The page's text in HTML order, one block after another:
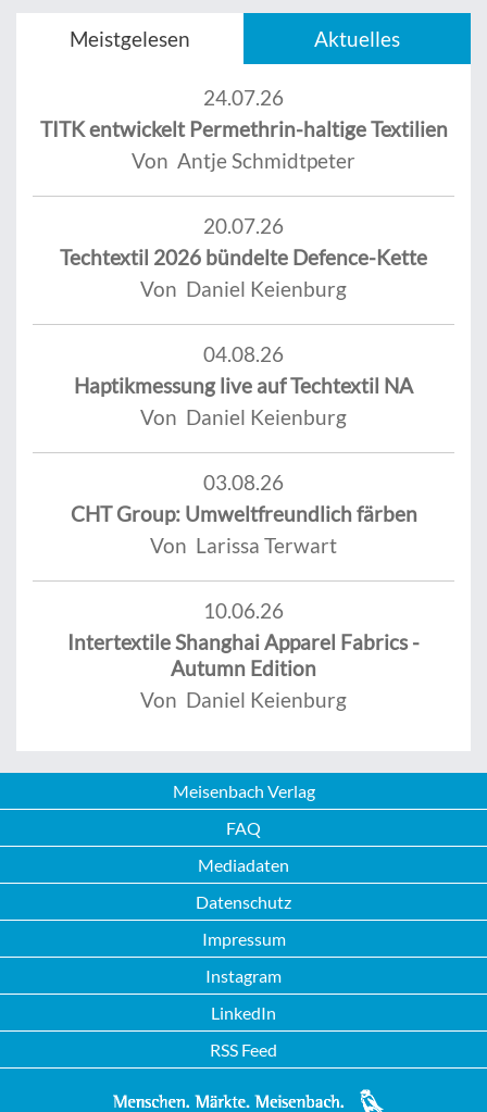
Meistgelesen Aktuelles
24.07.26
TITK entwickelt Permethrin-haltige Textilien
Von Antje Schmidtpeter
20.07.26
Techtextil 2026 bündelte Defence-Kette
Von Daniel Keienburg
04.08.26
Haptikmessung live auf Techtextil NA
Von Daniel Keienburg
03.08.26
CHT Group: Umweltfreundlich färben
Von Larissa Terwart
10.06.26
Intertextile Shanghai Apparel Fabrics -
Autumn Edition
Von Daniel Keienburg
Meisenbach Verlag
FAQ
Mediadaten
Datenschutz
Impressum
Instagram
LinkedIn
RSS Feed